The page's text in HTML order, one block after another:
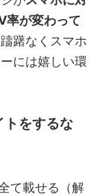
率が変わって
躇なくスマホ
には嬉しい環
トをするな
て載せる（解